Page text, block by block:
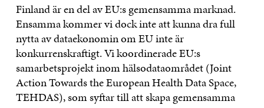
Finland är en del av EU:s gemensamma marknad.
Ensamma kommer vi dock inte att kunna dra full
nytta av dataekonomin om EU inte är
konkurrenskraftigt. Vi koordinerade EU:s
samarbetsprojekt inom hälsodataområdet (Joint
Action Towards the European Health Data Space,
TEHDAS), som syftar till att skapa gemensamma